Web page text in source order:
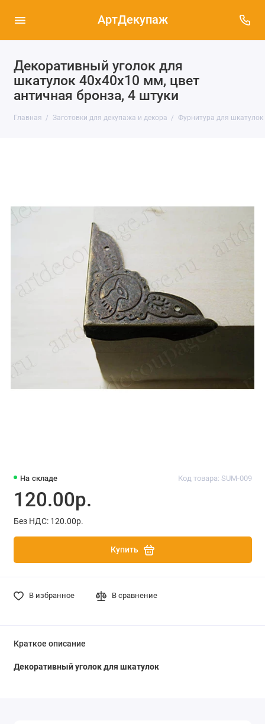
АртДекупаж
Декоративный уголок для
шкатулок 40х40х10 мм, цвет
античная бронза, 4 штуки
Главная Заготовки для декупажа и декора Фурнитура для шкатулок
На складе Код товара: SUM-009
120.00р.
Без НДС: 120.00р.
Купить
В избранное В сравнение
Краткое описание
Декоративный уголок для шкатулок